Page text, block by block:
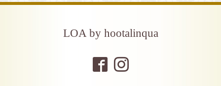
LOA by hootalinqua